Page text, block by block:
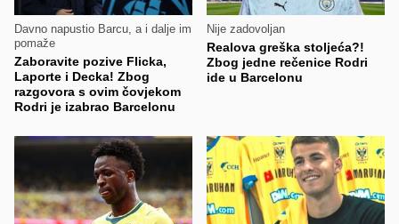
Davno napustio Barcu, a i dalje im
pomaže
Zaboravite pozive Flicka,
Laporte i Decka! Zbog
razgovora s ovim čovjekom
Rodri je izabrao Barcelonu
Nije zadovoljan
Realova greška stoljeća?!
Zbog jedne rečenice Rodri
ide u Barcelonu